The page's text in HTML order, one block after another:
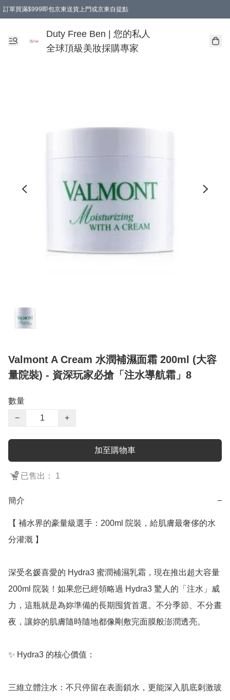
訂單買滿$999即包京東送貨上門或京東自提點
Duty Free Ben | 您的私人
全球頂級美妝採購專家
Valmont A Cream 水潤補濕面霜 200ml (大容
量院裝) - 資深玩家必搶「注水導航霜」8
數量
−
+
加至購物車
已售出： 1
簡介 −
【 補水界的豪量級選手：200ml 院裝，給肌膚最奢侈的水
分灌溉 】
深受名媛喜愛的 Hydra3 蜜潤補濕乳霜，現在推出超大容量
200ml 院裝！如果您已經領略過 Hydra3 驚人的「注水」威
力，這瓶就是為妳準備的長期囤貨首選。不分季節、不分晝
夜，讓妳的肌膚隨時隨地都像剛敷完面膜般澎潤透亮。
✨ Hydra3 的核心價值：
三維立體注水：不只停留在表面鎖水，更能深入肌底刺激玻